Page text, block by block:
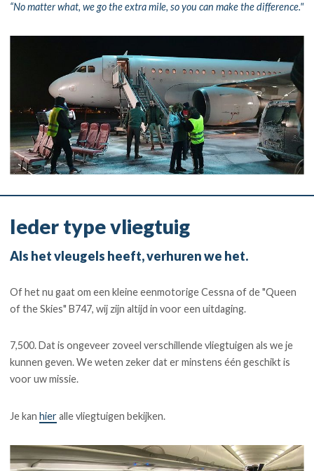
“No matter what, we go the extra mile, so you can make the difference."
Ieder type vliegtuig
Als het vleugels heeft, verhuren we het.
Of het nu gaat om een kleine eenmotorige Cessna of de "Queen
of the Skies" B747, wij zijn altijd in voor een uitdaging.
7,500. Dat is ongeveer zoveel verschillende vliegtuigen als we je
kunnen geven. We weten zeker dat er minstens één geschikt is
voor uw missie.
Je kanhieralle vliegtuigen bekijken.